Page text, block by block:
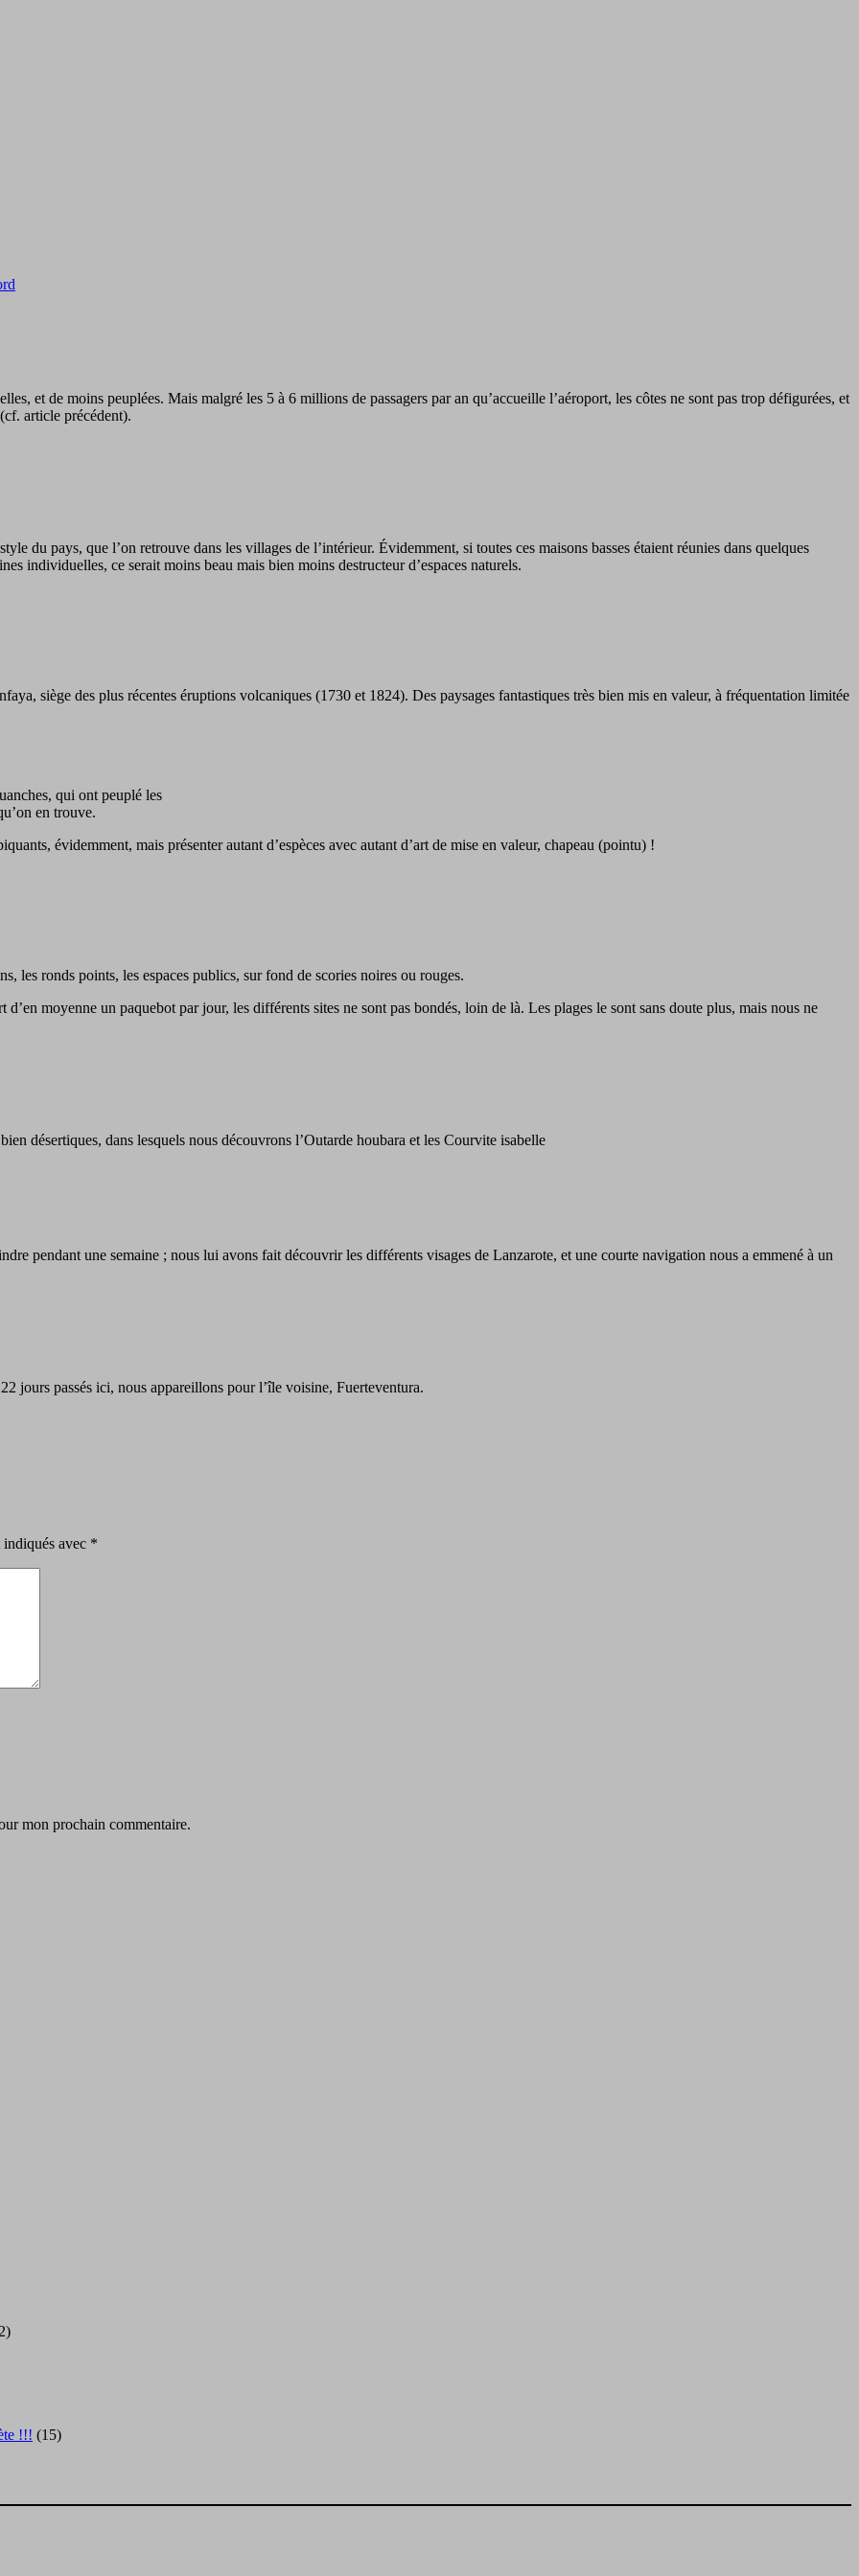
et de moins peuplées. Mais malgré les 5 à 6 millions de passagers par an qu’accueille l’aéroport, les côtes ne sont pas trop défigurées, et
article précédent).
du pays, que l’on retrouve dans les villages de l’intérieur. Évidemment, si toutes ces maisons basses étaient réunies dans quelques
individuelles, ce serait moins beau mais bien moins destructeur d’espaces naturels.
siège des plus récentes éruptions volcaniques (1730 et 1824). Des paysages fantastiques très bien mis en valeur, à fréquentation limitée
qui ont peuplé les
en trouve.
évidemment, mais présenter autant d’espèces avec autant d’art de mise en valeur, chapeau (pointu) !
les ronds points, les espaces publics, sur fond de scories noires ou rouges.
moyenne un paquebot par jour, les différents sites ne sont pas bondés, loin de là. Les plages le sont sans doute plus, mais nous ne
désertiques, dans lesquels nous découvrons l’Outarde houbara et les Courvite isabelle
pendant une semaine ; nous lui avons fait découvrir les différents visages de Lanzarote, et une courte navigation nous a emmené à un
jours passés ici, nous appareillons pour l’île voisine, Fuerteventura.
avec *
mon prochain commentaire.
!!! (15)